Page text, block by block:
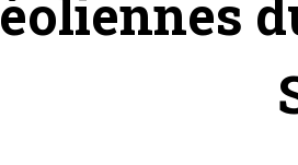
éoliennes